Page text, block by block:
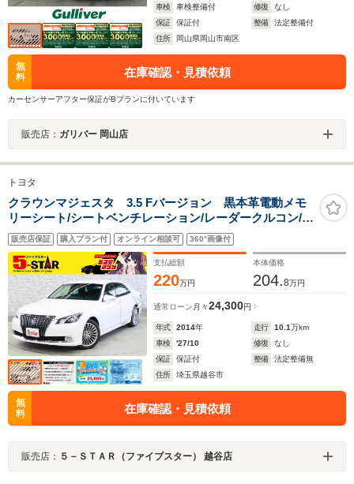
車検 車検整備付 修復
なし
保証
保証付 整備
法定整備付
住所
岡山県岡山市南区
無
料
在庫確認・見積依頼
カーセンサーアフター保証がBプランに付いています
販売店： ガリバー 岡山店
トヨタ
クラウンマジェスタ 3.5 Fバージョン 黒本革電動メモ
リーシート/シートベンチレーション/レーダークルコン/ク
リアランスソナー/BSM/オートマチックハイビーム/ステ
アリングヒーター/ヘッドライトウォッシャー/純正ナビ/バ
ックカメラ
販売店保証 購入プラン付 オンライン相談可 360°画像付
支払総額
220万円
本体価格
204.8万円
通常ローン 月々24,300円
年式 2014年 走行 10.1万km
車検
'27/10 修復
なし
保証
保証付 整備
法定整備無
住所
埼玉県越谷市
無
料
在庫確認・見積依頼
販売店： ５－ＳＴＡＲ（ファイブスター） 越谷店